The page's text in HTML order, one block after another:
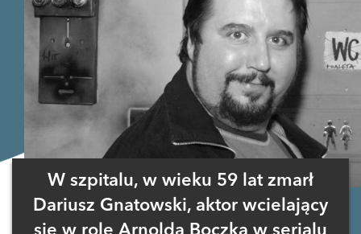
W szpitalu, w wieku 59 lat zmarł
Dariusz Gnatowski, aktor wcielający